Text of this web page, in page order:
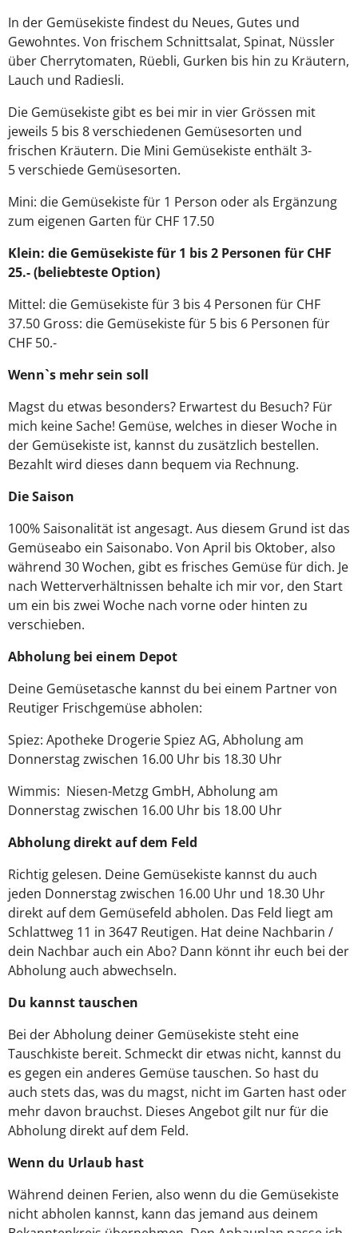
In der Gemüsekiste findest du Neues, Gutes und
Gewohntes. Von frischem Schnittsalat, Spinat, Nüssler
über Cherrytomaten, Rüebli, Gurken bis hin zu Kräutern,
Lauch und Radiesli.
Die Gemüsekiste gibt es bei mir in vier Grössen mit
jeweils 5 bis 8 verschiedenen Gemüsesorten und
frischen Kräutern. Die Mini Gemüsekiste enthält 3-
5 verschiede Gemüsesorten.
​Mini: die Gemüsekiste für 1 Person oder als Ergänzung
zum eigenen Garten für CHF 17.50
Klein: die Gemüsekiste für 1 bis 2 Personen für CHF
25.- (beliebteste Option)
Mittel: die Gemüsekiste für 3 bis 4 Personen für CHF
37.50 Gross: die Gemüsekiste für 5 bis 6 Personen für
CHF 50.-
​Wenn`s mehr sein soll
Magst du etwas besonders? Erwartest du Besuch? Für
mich keine Sache! Gemüse, welches in dieser Woche in
der Gemüsekiste ist, kannst du zusätzlich bestellen.
Bezahlt wird dieses dann bequem via Rechnung.
Die Saison
100% Saisonalität ist angesagt. Aus diesem Grund ist das
Gemüseabo ein Saisonabo. Von April bis Oktober, also
während 30 Wochen, gibt es frisches Gemüse für dich. Je
nach Wetterverhältnissen behalte ich mir vor, den Start
um ein bis zwei Woche nach vorne oder hinten zu
verschieben.
Abholung bei einem Depot
Deine Gemüsetasche kannst du bei einem Partner von
Reutiger Frischgemüse abholen:
Spiez: Apotheke Drogerie Spiez AG, Abholung am
Donnerstag zwischen 16.00 Uhr bis 18.30 Uhr
Wimmis: Niesen-Metzg GmbH, Abholung am
Donnerstag zwischen 16.00 Uhr bis 18.00 Uhr
Abholung direkt auf dem Feld
Richtig gelesen. Deine Gemüsekiste kannst du auch
jeden Donnerstag zwischen 16.00 Uhr und 18.30 Uhr
direkt auf dem Gemüsefeld abholen. Das Feld liegt am
Schlattweg 11 in 3647 Reutigen. Hat deine Nachbarin /
dein Nachbar auch ein Abo? Dann könnt ihr euch bei der
Abholung auch abwechseln.
Du kannst tauschen
Bei der Abholung deiner Gemüsekiste steht eine
Tauschkiste bereit. Schmeckt dir etwas nicht, kannst du
es gegen ein anderes Gemüse tauschen. So hast du
auch stets das, was du magst, nicht im Garten hast oder
mehr davon brauchst. Dieses Angebot gilt nur für die
Abholung direkt auf dem Feld.
Wenn du Urlaub hast
Während deinen Ferien, also wenn du die Gemüsekiste
nicht abholen kannst, kann das jemand aus deinem